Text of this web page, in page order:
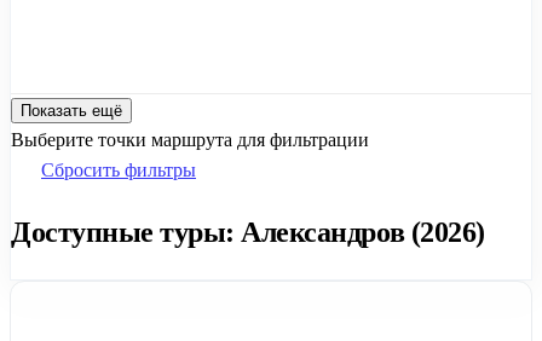
Показать ещё
Выберите точки маршрута для фильтрации
Сбросить фильтры
Доступные туры: Александров (2026)